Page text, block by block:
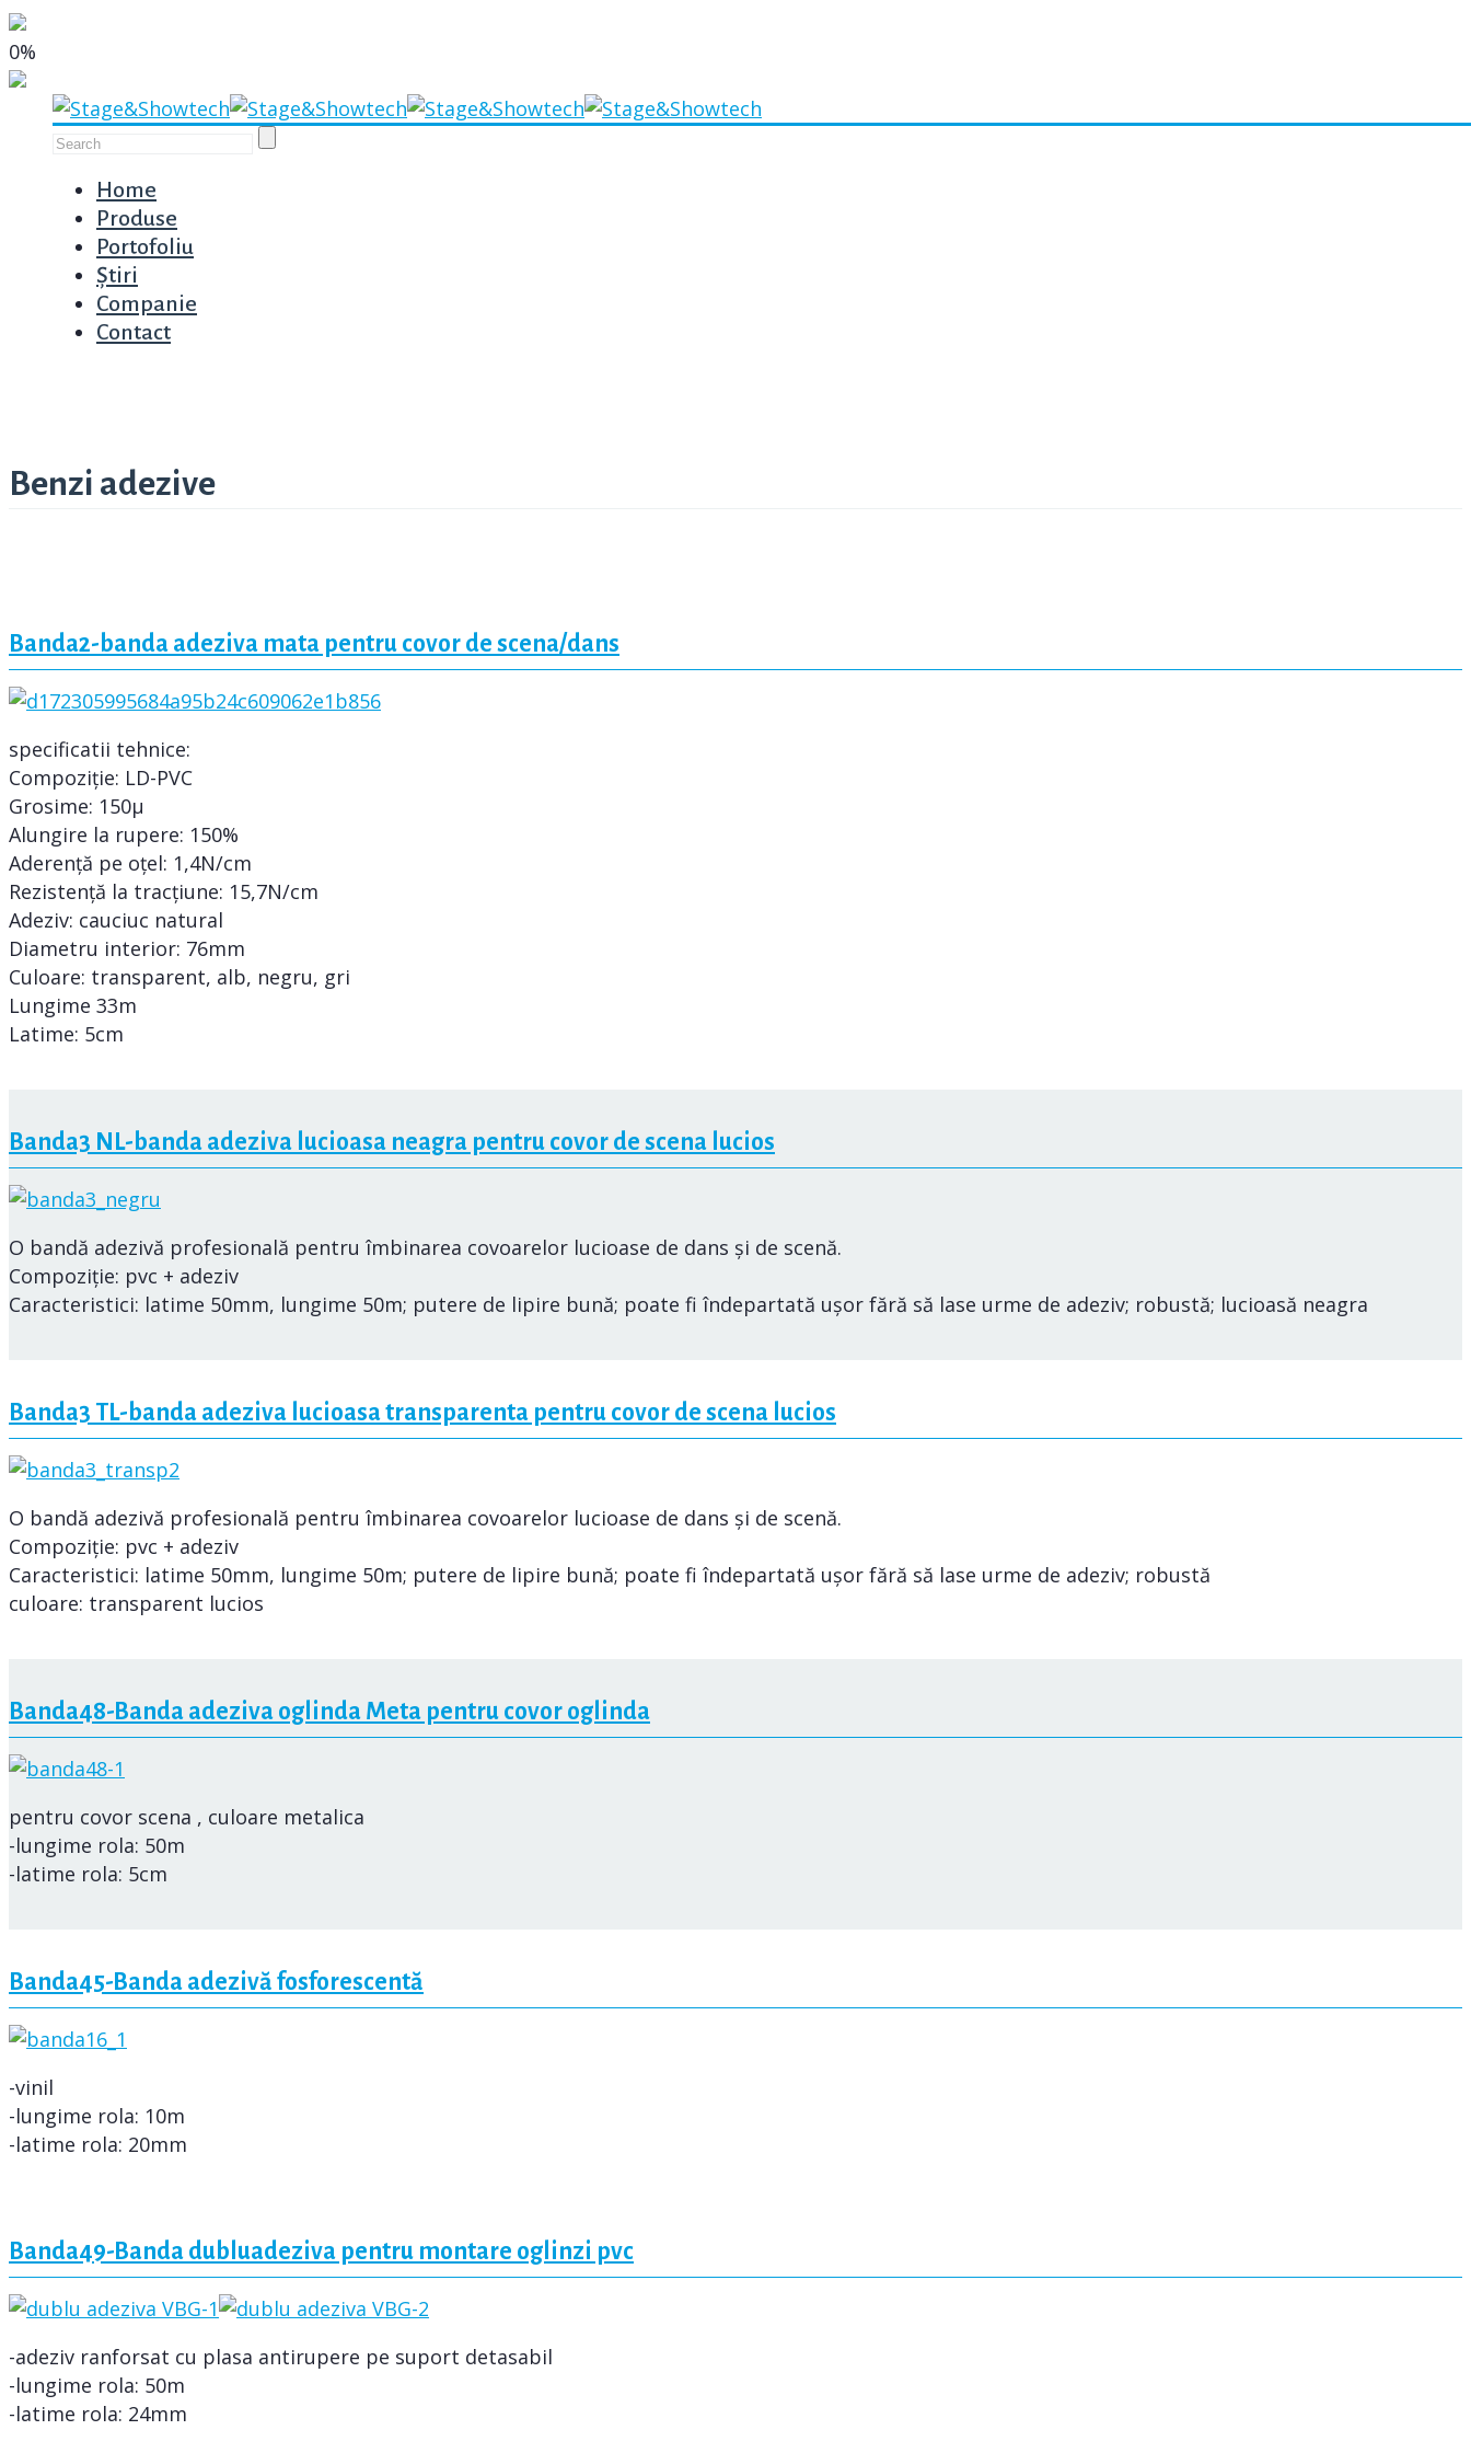
0%
Home
Produse
Portofoliu
Știri
Companie
Contact
Benzi adezive
Banda2-banda adeziva mata pentru covor de scena/dans
specificatii tehnice:
Compoziție: LD-PVC
Grosime: 150μ
Alungire la rupere: 150%
Aderență pe oțel: 1,4N/cm
Rezistență la tracțiune: 15,7N/cm
Adeziv: cauciuc natural
Diametru interior: 76mm
Culoare: transparent, alb, negru, gri
Lungime 33m
Latime: 5cm
Banda3 NL-banda adeziva lucioasa neagra pentru covor de scena lucios
O bandă adezivă profesională pentru îmbinarea covoarelor lucioase de dans și de scenă.
Compoziție: pvc + adeziv
Caracteristici: latime 50mm, lungime 50m; putere de lipire bună; poate fi îndepartată ușor fără să lase urme de adeziv; robustă; lucioasă neagra
Banda3 TL-banda adeziva lucioasa transparenta pentru covor de scena lucios
O bandă adezivă profesională pentru îmbinarea covoarelor lucioase de dans și de scenă.
Compoziție: pvc + adeziv
Caracteristici: latime 50mm, lungime 50m; putere de lipire bună; poate fi îndepartată ușor fără să lase urme de adeziv; robustă
culoare: transparent lucios
Banda48-Banda adeziva oglinda Meta pentru covor oglinda
pentru covor scena , culoare metalica
-lungime rola: 50m
-latime rola: 5cm
Banda45-Banda adezivă fosforescentă
-vinil
-lungime rola: 10m
-latime rola: 20mm
Banda49-Banda dubluadeziva pentru montare oglinzi pvc
-adeziv ranforsat cu plasa antirupere pe suport detasabil
-lungime rola: 50m
-latime rola: 24mm